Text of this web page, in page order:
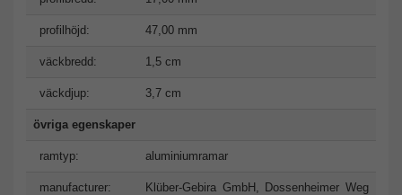
profilhöjd: 47,00 mm
väckbredd: 1,5 cm
väckdjup: 3,7 cm
övriga egenskaper
ramtyp: aluminiumramar
manufacturer:
Klüber-Gebira GmbH, Dossenheimer Weg